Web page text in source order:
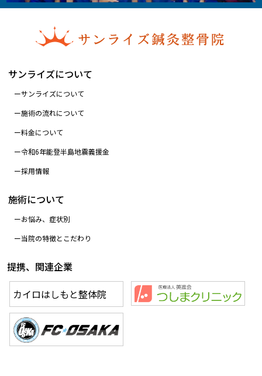
サンライズについて
サンライズについて
施術の流れについて
料金について
令和6年能登半島地震義援金
採用情報
施術について
お悩み、症状別
当院の特徴とこだわり
提携、関連企業
カイロはしもと整体院